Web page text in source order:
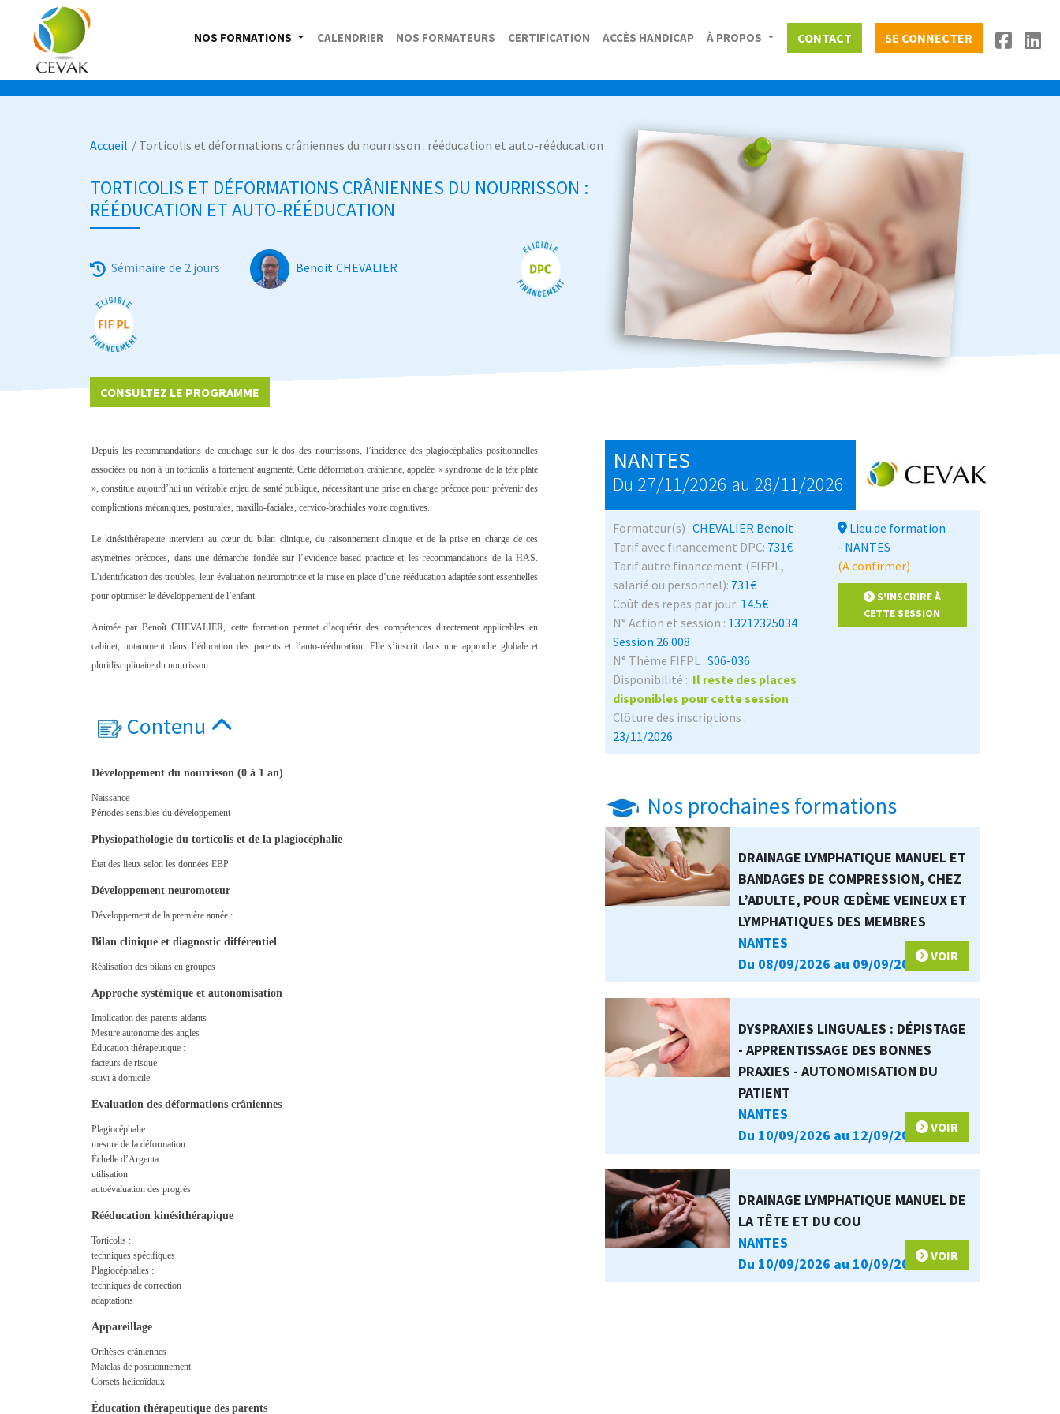
NOS FORMATIONS CALENDRIER NOS FORMATEURS CERTIFICATION ACCÈS HANDICAP À PROPOS CONTACT SE CONNECTER
Accueil / Torticolis et déformations crâniennes du nourrisson : rééducation et auto-rééducation
TORTICOLIS ET DÉFORMATIONS CRÂNIENNES DU NOURRISSON :
RÉÉDUCATION ET AUTO-RÉÉDUCATION
Séminaire de 2 jours Benoit CHEVALIER
CONSULTEZ LE PROGRAMME
Depuis les recommandations de couchage sur le dos des nourrissons, l’incidence des plagiocéphalies positionnelles
associées ou non à un torticolis a fortement augmenté. Cette déformation crânienne, appelée « syndrome de la tête plate
», constitue aujourd’hui un véritable enjeu de santé publique, nécessitant une prise en charge précoce pour prévenir des
complications mécaniques, posturales, maxillo-faciales, cervico-brachiales voire cognitives.
Le kinésithérapeute intervient au cœur dubilan clinique, duraisonnement clinique et de laprise en chargede ces
asymétries précoces, dans une démarche fondée sur l’evidence-based practiceet les recommandations de la HAS.
L’identification des troubles, leur évaluation neuromotrice et la mise en place d’une rééducation adaptée sont essentielles
pour optimiser le développement de l’enfant.
Animée par Benoît CHEVALIER, cette formation permet d’acquérir des compétences directement applicables en
cabinet, notamment dans l’éducation des parents et l’auto-rééducation. Elle s’inscrit dans une approche globale et
pluridisciplinaire du nourrisson.
Contenu
Développement du nourrisson (0 à 1 an)
Naissance
Périodes sensibles du développement
Physiopathologie du torticolis et de la plagiocéphalie
État des lieux selon les données EBP
Développement neuromoteur
Développement de la première année :
Bilan clinique et diagnostic différentiel
Réalisation des bilans en groupes
Approche systémique et autonomisation
Implication des parents-aidants
Mesure autonome des angles
Éducation thérapeutique :
facteurs de risque
suivi à domicile
Évaluation des déformations crâniennes
Plagiocéphalie :
mesure de la déformation
Échelle d’Argenta :
utilisation
autoévaluation des progrès
Rééducation kinésithérapique
Torticolis :
techniques spécifiques
Plagiocéphalies :
techniques de correction
adaptations
Appareillage
Orthèses crâniennes
Matelas de positionnement
Corsets hélicoïdaux
Éducation thérapeutique des parents
NANTES
Du 27/11/2026 au 28/11/2026
Formateur(s) : CHEVALIER Benoit
Tarif avec financement DPC: 731€
Tarif autre financement (FIFPL,
salarié ou personnel): 731€
Coût des repas par jour: 14.5€
N° Action et session : 13212325034
Session 26.008
N° Thème FIFPL : S06-036
Disponibilité : Il reste des places
disponibles pour cette session
Clôture des inscriptions :
23/11/2026
Lieu de formation
- NANTES
(A confirmer)
S'INSCRIRE À
CETTE SESSION
Nos prochaines formations
DRAINAGE LYMPHATIQUE MANUEL ET
BANDAGES DE COMPRESSION, CHEZ
L’ADULTE, POUR ŒDÈME VEINEUX ET
LYMPHATIQUES DES MEMBRES
NANTES
Du 08/09/2026 au 09/09/2026 VOIR
DYSPRAXIES LINGUALES : DÉPISTAGE
- APPRENTISSAGE DES BONNES
PRAXIES - AUTONOMISATION DU
PATIENT
NANTES
Du 10/09/2026 au 12/09/2026 VOIR
DRAINAGE LYMPHATIQUE MANUEL DE
LA TÊTE ET DU COU
NANTES
Du 10/09/2026 au 10/09/2026 VOIR